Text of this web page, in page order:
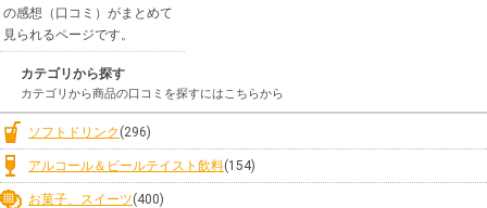
の感想（口コミ）がまとめて
見られるページです。
カテゴリから探す
カテゴリから商品の口コミを探すにはこちらから
ソフトドリンク (296)
アルコール＆ビールテイスト飲料(154)
お菓子、スイーツ(400)